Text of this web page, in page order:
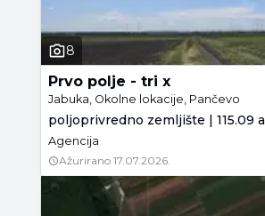
8
Prvo polje - tri x
Jabuka, Okolne lokacije, Pančevo
poljoprivredno zemljište | 115.09 a
Agencija
Ažurirano 17.07.2026.